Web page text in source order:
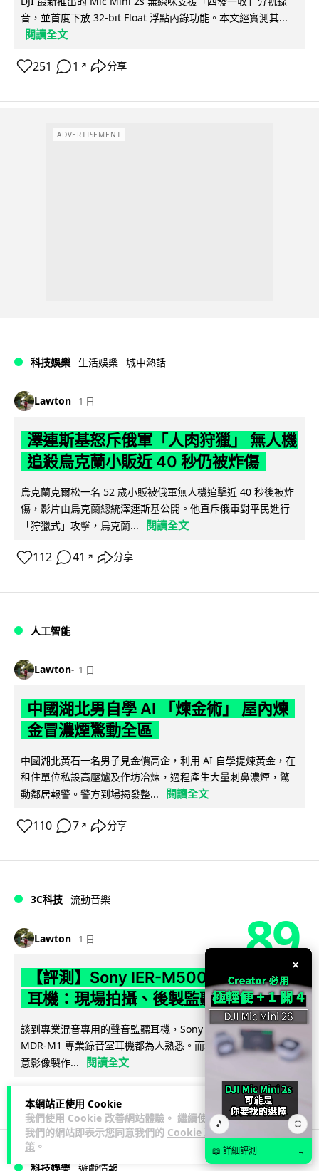
本網站正使用 Cookie
我們使用 Cookie 改善網站體驗。 繼續使用
我們的網站即表示您同意我們的 Cookie 政
策 。
音，並首度下放 32-bit Float 浮點內錄功能。本文經實測其...
閱讀全文
251 1 ↗ 分享
ADVERTISEMENT
科技娛樂 生活娛樂 城中熱話
Lawton 1 日
澤連斯基怒斥俄軍「人肉狩獵」 無人機
追殺烏克蘭小販近 40 秒仍被炸傷
烏克蘭克爾松一名 52 歲小販被俄軍無人機追擊近 40 秒後被炸
傷，影片由烏克蘭總統澤連斯基公開。他直斥俄軍對平民進行
「狩獵式」攻擊，烏克蘭...
閱讀全文
112 41 ↗ 分享
人工智能
Lawton 1 日
中國湖北男自學 AI 「煉金術」 屋內煉
金冒濃煙驚動全區
中國湖北黃石一名男子見金價高企，利用 AI 自學提煉黃金，在
租住單位私設高壓爐及作坊冶煉，過程產生大量刺鼻濃煙，驚
動鄰居報警。警方到場揭發整...
閱讀全文
110 7 ↗ 分享
3C科技 流動音樂
Lawton 1 日 89
【評測】Sony IER-M500 入耳式監聽
耳機：現場拍攝、後製監聽與人聲利器
談到專業混音專用的聲音監聽耳機，Sony 經典 MDR-7506 到
MDR-M1 專業錄音室耳機都為人熟悉。而現在舞台製作者與創
意影像製作...
閱讀全文
38 4
科技娛樂 遊戲情報
×
🎵 ⛶
📖 詳細評測 →